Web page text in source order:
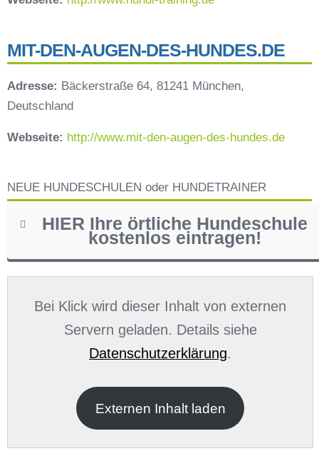
MIT-DEN-AUGEN-DES-HUNDES.DE
Adresse: Bäckerstraße 64, 81241 München,
Deutschland
Webseite: http://www.mit-den-augen-des-hundes.de
NEUE HUNDESCHULEN oder HUNDETRAINER
HIER Ihre örtliche Hundeschule
kostenlos eintragen!
Bei Klick wird dieser Inhalt von externen
Servern geladen. Details siehe
Datenschutzerklärung.
Externen Inhalt laden